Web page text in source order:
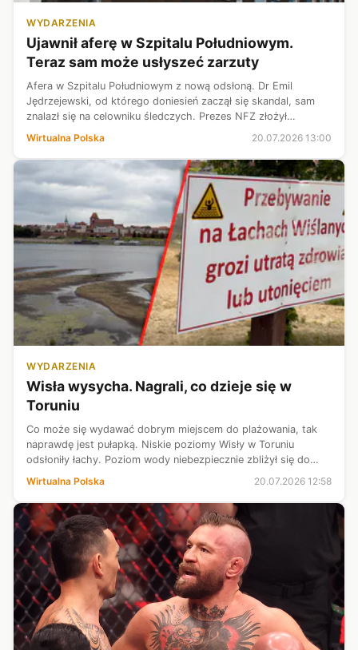
WYDARZENIA
Ujawnił aferę w Szpitalu Południowym.
Teraz sam może usłyszeć zarzuty
Afera w Szpitalu Południowym z nową odsłoną. Dr Emil
Jędrzejewski, od którego doniesień zaczął się skandal, sam
znalazł się na celowniku śledczych. Prezes NFZ złożył
doniesienie do prokuratury. Kontrola wykazała, że na
Wirtualna Polska 20.07.2026 13:00
WYDARZENIA
Wisła wysycha. Nagrali, co dzieje się w
Toruniu
Co może się wydawać dobrym miejscem do plażowania, tak
naprawdę jest pułapką. Niskie poziomy Wisły w Toruniu
odsłoniły łachy. Poziom wody niebezpiecznie zbliżył się do
Wirtualna Polska 20.07.2026 12:58